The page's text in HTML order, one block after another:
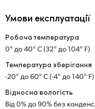
Умови експлуатації
Робоча температура
0° до 40° C (32° до 104° F)
Температура зберігання
-20° до 60° C (-4° до 140° F)
Відносна вологість
Від 0% до 90% без